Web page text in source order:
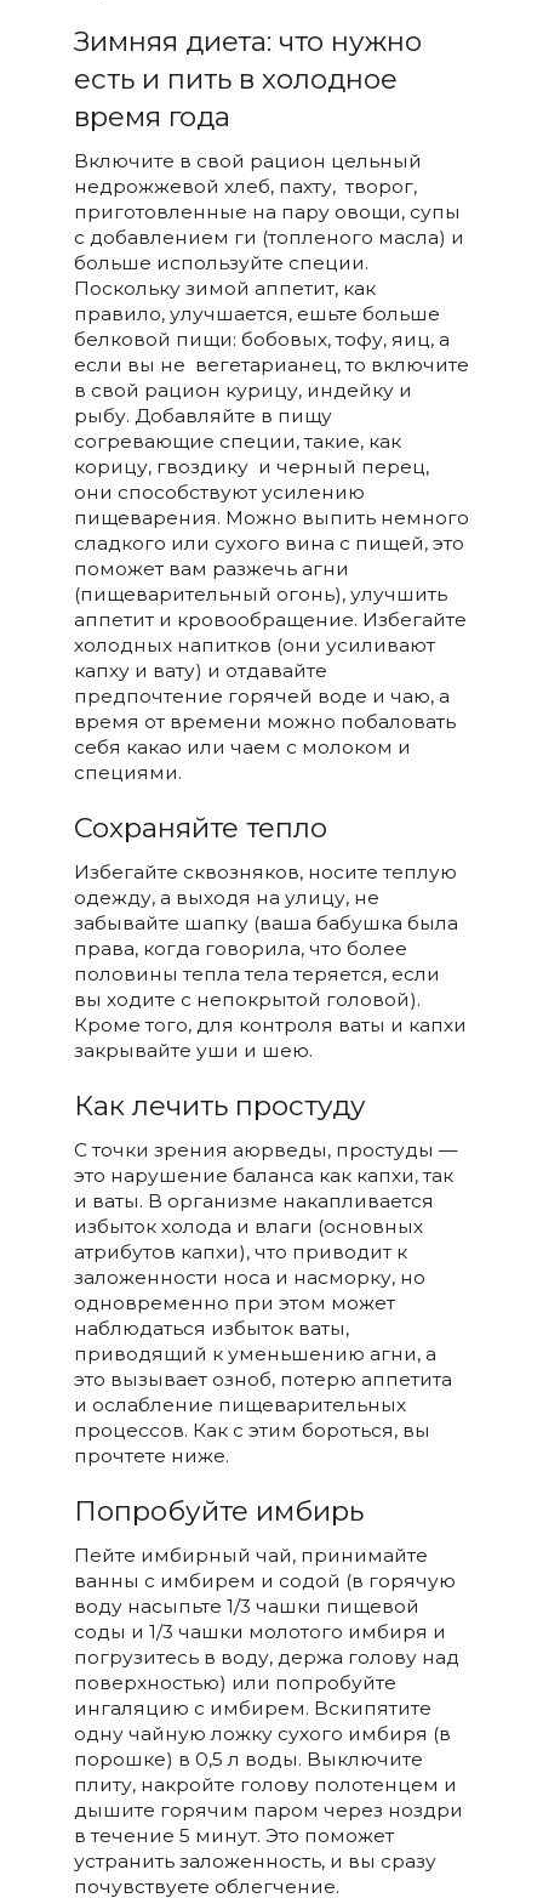
Зимняя диета: что нужно
есть и пить в холодное
время года
Включите в свой рацион цельный
недрожжевой хлеб, пахту, творог,
приготовленные на пару овощи, супы
с добавлением ги (топленого масла) и
больше используйте специи.
Поскольку зимой аппетит, как
правило, улучшается, ешьте больше
белковой пищи: бобовых, тофу, яиц, а
если вы не вегетарианец, то включите
в свой рацион курицу, индейку и
рыбу. Добавляйте в пищу
согревающие специи, такие, как
корицу, гвоздику и черный перец,
они способствуют усилению
пищеварения. Можно выпить немного
сладкого или сухого вина с пищей, это
поможет вам разжечь агни
(пищеварительный огонь), улучшить
аппетит и кровообращение. Избегайте
холодных напитков (они усиливают
капху и вату) и отдавайте
предпочтение горячей воде и чаю, а
время от времени можно побаловать
себя какао или чаем с молоком и
специями.
Сохраняйте тепло
Избегайте сквозняков, носите теплую
одежду, а выходя на улицу, не
забывайте шапку (ваша бабушка была
права, когда говорила, что более
половины тепла тела теряется, если
вы ходите с непокрытой головой).
Кроме того, для контроля ваты и капхи
закрывайте уши и шею.
Как лечить простуду
С точки зрения аюрведы, простуды —
это нарушение баланса как капхи, так
и ваты. В организме накапливается
избыток холода и влаги (основных
атрибутов капхи), что приводит к
заложенности носа и насморку, но
одновременно при этом может
наблюдаться избыток ваты,
приводящий к уменьшению агни, а
это вызывает озноб, потерю аппетита
и ослабление пищеварительных
процессов. Как с этим бороться, вы
прочтете ниже.
Попробуйте имбирь
Пейте имбирный чай, принимайте
ванны с имбирем и содой (в горячую
воду насыпьте 1/3 чашки пищевой
соды и 1/3 чашки молотого имбиря и
погрузитесь в воду, держа голову над
поверхностью) или попробуйте
ингаляцию с имбирем. Вскипятите
одну чайную ложку сухого имбиря (в
порошке) в 0,5 л воды. Выключите
плиту, накройте голову полотенцем и
дышите горячим паром через ноздри
в течение 5 минут. Это поможет
устранить заложенность, и вы сразу
почувствуете облегчение.